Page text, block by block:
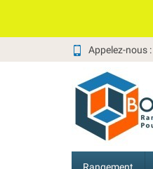
Appelez-nous :